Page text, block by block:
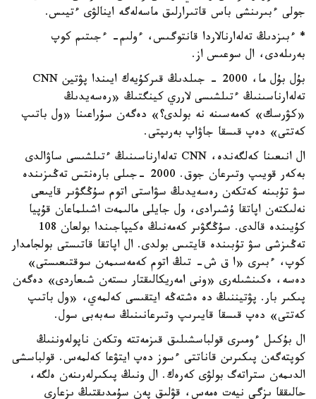
جولى ءبىرىنشى باس قاتىرارلىق ماسەلەگە اينالۋى ءتيىس.
* ءبىزدىڭ تەلەارنالاردا قانتوگىس، ءولىم- ءجىتىم كوپ
بەرىلەدى، ال سوعىس از.
بۇل بۇل ما، 2000 - جىلدىڭ قىركۇيەك ايىندا پۋتين CNN
تەلەارناسىنىڭ ءتىلشىسى لارري كينگتىڭ «رەسەيدىڭ
«كۋرسك» كەمەسىنە نە بولدى؟» دەگەن سۇراعىنا «ول باتىپ
كەتتى» دەپ قىسقا جاۋاپ بەرىپتى.
ال انىعىنا كەلگەندە، CNN تەلەارناسىنىڭ ءتىلشىسى ساۋالدى
بەكەر قويىپ وتىرعان جوق. 2000 -جىلى بارەنتس تەڭىزىندە
سۋ تۇبىنە كەتكەن رەسەيدىڭ سۋاستى اتوم سۇڭگۋىر قايىعى
نەلىكتەن اپاتقا ۇشىرادى، ول جايلى مالىمەت اشىلماعان قۇپيا
كۇيىندە قالدى. سۇڭگۋىر كەمەنىڭ ەكيپاجىندا بولعان 108
تەڭىزشى سۋ تۇبىندە قايتىس بولدى. ال اپاتقا قاتىستى بولجامدار
كوپ، ءبىرى «ا ق ش- تىڭ اتوم كەمەسىمەن سوقتىعىستى»
دەسە، ەكىنشىلەرى «ونى امەريكالىقتار ىستەن شىعاردى» دەگەن
پىكىر بار. پۋتيننىڭ دە ەشتەڭە ايتقىسى كەلمەي، «ول باتىپ
كەتتى» دەپ قىسقا قايىرىپ وتىرعانىنىڭ سەبەبى سول.
ال بۇكىل ءومىرى قولباسشىلىق قىزمەتتە وتكەن ناپولەوننىڭ
كوپتەگەن پىكىرىن قاناتتى ءسوز دەپ ايتۋعا كەلمەس. قولباسشى
الدىمەن ستراتەگ بولۋى كەرەك. ال ونىڭ پىكىرلەرىنەن ەلگە،
حالىققا ىزگى نيەت ەمەس، قۋلىق پەن سۇمدىقتىڭ ىزعارى